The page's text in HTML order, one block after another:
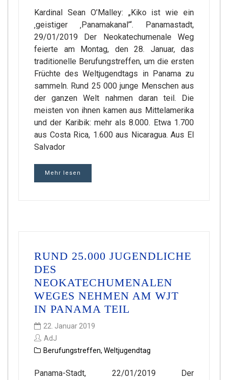
Kardinal Sean O’Malley: „Kiko ist wie ein
‚geistiger ‚Panamakanal’“. Panamastadt,
29/01/2019 Der Neokatechumenale Weg
feierte am Montag, den 28. Januar, das
traditionelle Berufungstreffen, um die ersten
Früchte des Weltjugendtags in Panama zu
sammeln. Rund 25 000 junge Menschen aus
der ganzen Welt nahmen daran teil. Die
meisten von ihnen kamen aus Mittelamerika
und der Karibik: mehr als 8.000. Etwa 1.700
aus Costa Rica, 1.600 aus Nicaragua. Aus El
Salvador
Mehr lesen
RUND 25.000 JUGENDLICHE
DES
NEOKATECHUMENALEN
WEGES NEHMEN AM WJT
IN PANAMA TEIL
22. Januar 2019
AdJ
Berufungstreffen, Weltjugendtag
Panama-Stadt, 22/01/2019 Der